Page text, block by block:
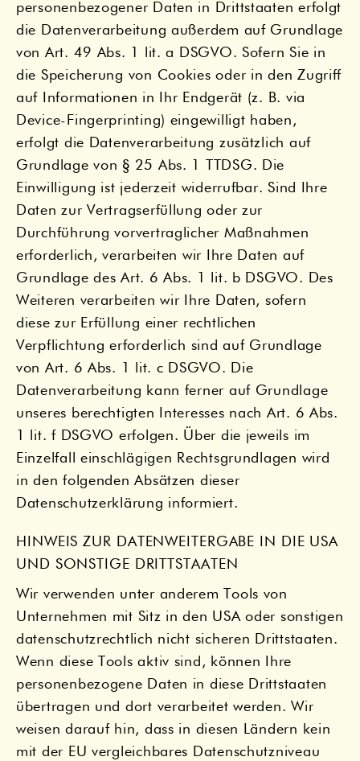
personenbezogener Daten in Drittstaaten erfolgt
die Datenverarbeitung außerdem auf Grundlage
von Art. 49 Abs. 1 lit. a DSGVO. Sofern Sie in
die Speicherung von Cookies oder in den Zugriff
auf Informationen in Ihr Endgerät (z. B. via
Device-Fingerprinting) eingewilligt haben,
erfolgt die Datenverarbeitung zusätzlich auf
Grundlage von § 25 Abs. 1 TTDSG. Die
Einwilligung ist jederzeit widerrufbar. Sind Ihre
Daten zur Vertragserfüllung oder zur
Durchführung vorvertraglicher Maßnahmen
erforderlich, verarbeiten wir Ihre Daten auf
Grundlage des Art. 6 Abs. 1 lit. b DSGVO. Des
Weiteren verarbeiten wir Ihre Daten, sofern
diese zur Erfüllung einer rechtlichen
Verpflichtung erforderlich sind auf Grundlage
von Art. 6 Abs. 1 lit. c DSGVO. Die
Datenverarbeitung kann ferner auf Grundlage
unseres berechtigten Interesses nach Art. 6 Abs.
1 lit. f DSGVO erfolgen. Über die jeweils im
Einzelfall einschlägigen Rechtsgrundlagen wird
in den folgenden Absätzen dieser
Datenschutzerklärung informiert.
HINWEIS ZUR DATENWEITERGABE IN DIE USA
UND SONSTIGE DRITTSTAATEN
Wir verwenden unter anderem Tools von
Unternehmen mit Sitz in den USA oder sonstigen
datenschutzrechtlich nicht sicheren Drittstaaten.
Wenn diese Tools aktiv sind, können Ihre
personenbezogene Daten in diese Drittstaaten
übertragen und dort verarbeitet werden. Wir
weisen darauf hin, dass in diesen Ländern kein
mit der EU vergleichbares Datenschutzniveau